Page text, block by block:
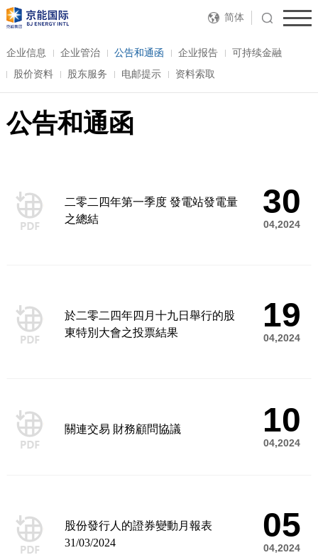
简体
企业信息 企业管治 公告和通函 企业报告
可持续金融
股价资料
股东服务 电邮提示 资料索取
公告和通函
二零二四年第一季度 發電站發電量
之總結
30
04,2024
於二零二四年四月十九日舉行的股
東特別大會之投票結果
19
04,2024
關連交易 財務顧問協議 10
04,2024
股份發行人的證券變動月報表
31/03/2024
05
04,2024